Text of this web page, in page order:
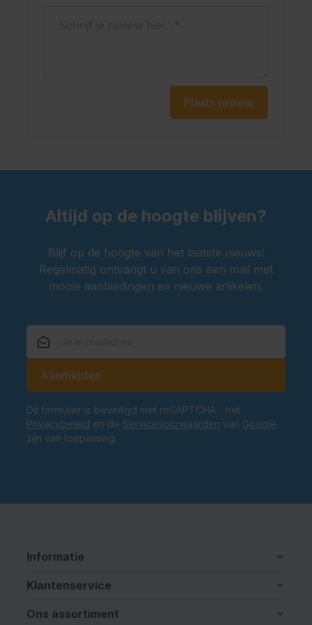
Plaats review
Altijd op de hoogte blijven?
Blijf op de hoogte van het laatste nieuws!
Regelmatig ontvangt u van ons een mail met
mooie aanbiedingen en nieuwe artikelen.
Aanmelden
Dit formulier is beveiligd met reCAPTCHA - het
Privacybeleid en de Servicevoorwaarden van Google
zijn van toepassing.
Informatie
Klantenservice
Ons assortiment